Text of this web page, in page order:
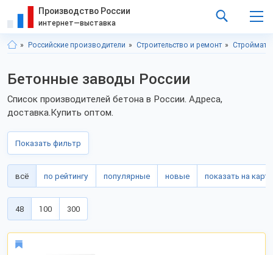
Производство России
интернет—выставка
Российские производители Строительство и ремонт
Бетонные заводы России
Список производителей бетона в России. Адреса,
доставка.Купить оптом.
Показать фильтр
всё по рейтингу популярные новые показать на карте
48 100 300